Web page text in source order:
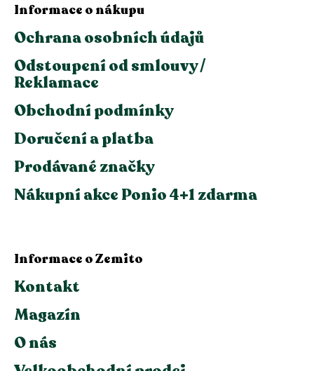
Informace o nákupu
Ochrana osobních údajů
Odstoupení od smlouvy /
Reklamace
Obchodní podmínky
Doručení a platba
Prodávané značky
Nákupní akce Ponio 4+1 zdarma
Informace o Zemito
Kontakt
Magazín
O nás